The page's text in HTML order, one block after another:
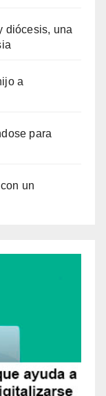
diócesis, una
a
para
un